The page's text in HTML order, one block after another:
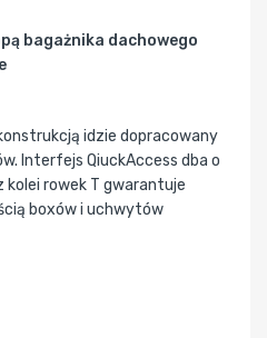
bagażnika dachowego
idzie dopracowany
Interfejs QiuckAccess dba o
kolei rowek T gwarantuje
boxów i uchwytów